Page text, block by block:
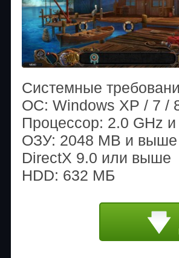
Системные
OС: Windows XP / 7 /
Процессор: 2.0 GHz
ОЗУ: 2048 MB и выше
DirectX 9.0 или выше
HDD: 632 МБ